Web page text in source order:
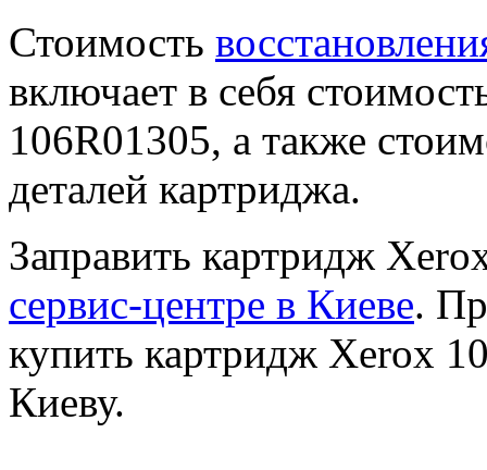
Стоимость
включает в себя
106R01305, а также
деталей картриджа.
Заправить картридж
сервис-центре в Киеве.
купить картридж Xerox
Киеву.